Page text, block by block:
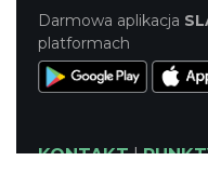
Darmowa aplikacja
platformach
KONTAKT|